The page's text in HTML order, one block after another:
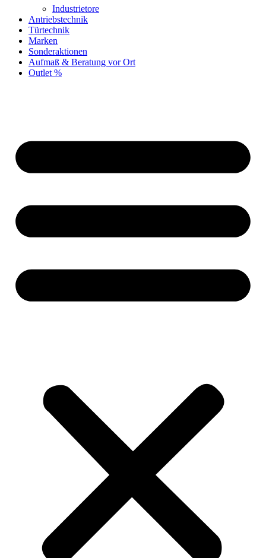
Industrietore
Antriebstechnik
Türtechnik
Marken
Sonderaktionen
Aufmaß & Beratung vor Ort
Outlet %